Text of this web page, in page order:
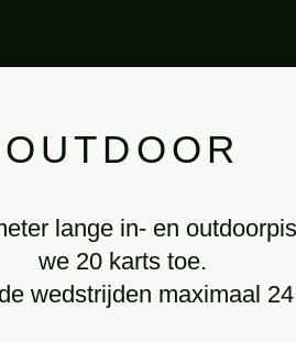
OUTDOOR
lange in- en
we 20 karts toe.
wedstrijden maximaal